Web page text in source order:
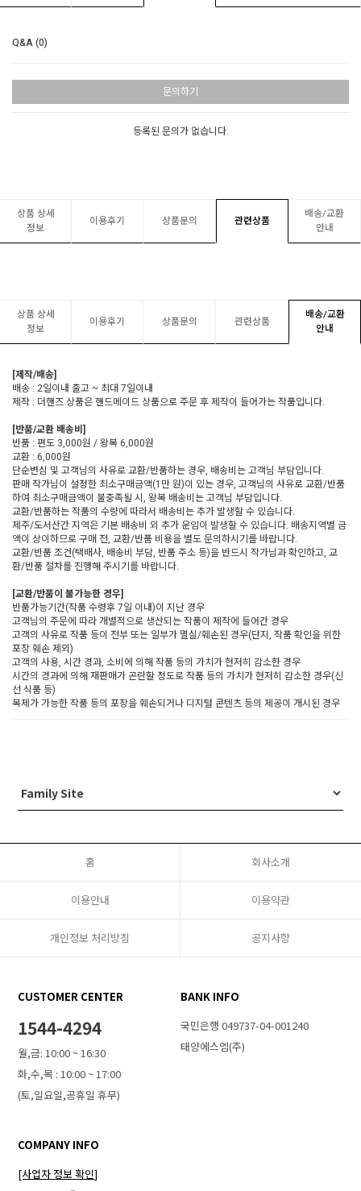
Q&A (0)
문의하기
등록된 문의가 없습니다.
상품 상세
정보
이용후기 상품문의 관련상품
배송/교환
안내
상품 상세
정보
이용후기 상품문의 관련상품
배송/교환
안내
[제작/배송]
배송 : 2일이내 출고 ~ 최대 7일이내
제작 : 더핸즈 상품은 핸드메이드 상품으로 주문 후 제작이 들어가는 작품입니다.
[반품/교환 배송비]
반품 : 편도 3,000원 / 왕복 6,000원
교환 : 6,000원
단순변심 및 고객님의 사유로 교환/반품하는 경우, 배송비는 고객님 부담입니다.
판매 작가님이 설정한 최소구매금액(1만 원)이 있는 경우, 고객님의 사유로 교환/반품
하여 최소구매금액이 불충족될 시, 왕복 배송비는 고객님 부담입니다.
교환/반품하는 작품의 수량에 따라서 배송비는 추가 발생할 수 있습니다.
제주/도서산간 지역은 기본 배송비 외 추가 운임이 발생할 수 있습니다. 배송지역별 금
액이 상이하므로 구매 전, 교환/반품 비용을 별도 문의하시기를 바랍니다.
교환/반품 조건(택배사, 배송비 부담, 반품 주소 등)을 반드시 작가님과 확인하고, 교
환/반품 절차를 진행해 주시기를 바랍니다.
[교환/반품이 불가능한 경우]
반품가능기간(작품 수령후 7일 이내)이 지난 경우
고객님의 주문에 따라 개별적으로 생산되는 작품이 제작에 들어간 경우
고객의 사유로 작품 등이 전부 또는 일부가 멸실/훼손된 경우(단지, 작품 확인을 위한
포장 훼손 제외)
고객의 사용, 시간 경과, 소비에 의해 작품 등의 가치가 현저히 감소한 경우
시간의 경과에 의해 재판매가 곤란할 정도로 작품 등의 가치가 현저히 감소한 경우(신
선 식품 등)
복제가 가능한 작품 등의 포장을 훼손되거나 디지털 콘텐츠 등의 제공이 개시된 경우
홈 회사소개
이용안내 이용약관
개인정보 처리방침 공지사항
CUSTOMER CENTER
1544-4294
월,금: 10:00 ~ 16:30
화,수,목 : 10:00 ~ 17:00
(토,일요일,공휴일 휴무)
BANK INFO
국민은행 049737-04-001240
태양에스엠(주)
COMPANY INFO
[사업자 정보 확인]